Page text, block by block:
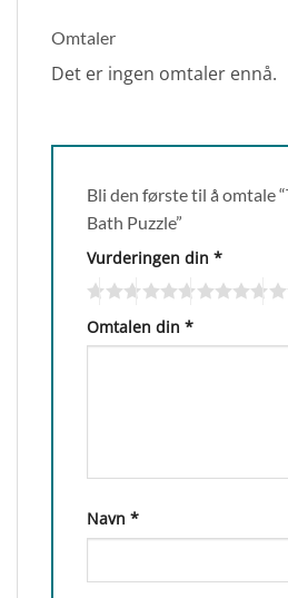
Omtaler
Det er ingen omtaler ennå.
Bli den første til å omtale
Bath Puzzle”
Vurderingen din *
Omtalen din *
Navn *